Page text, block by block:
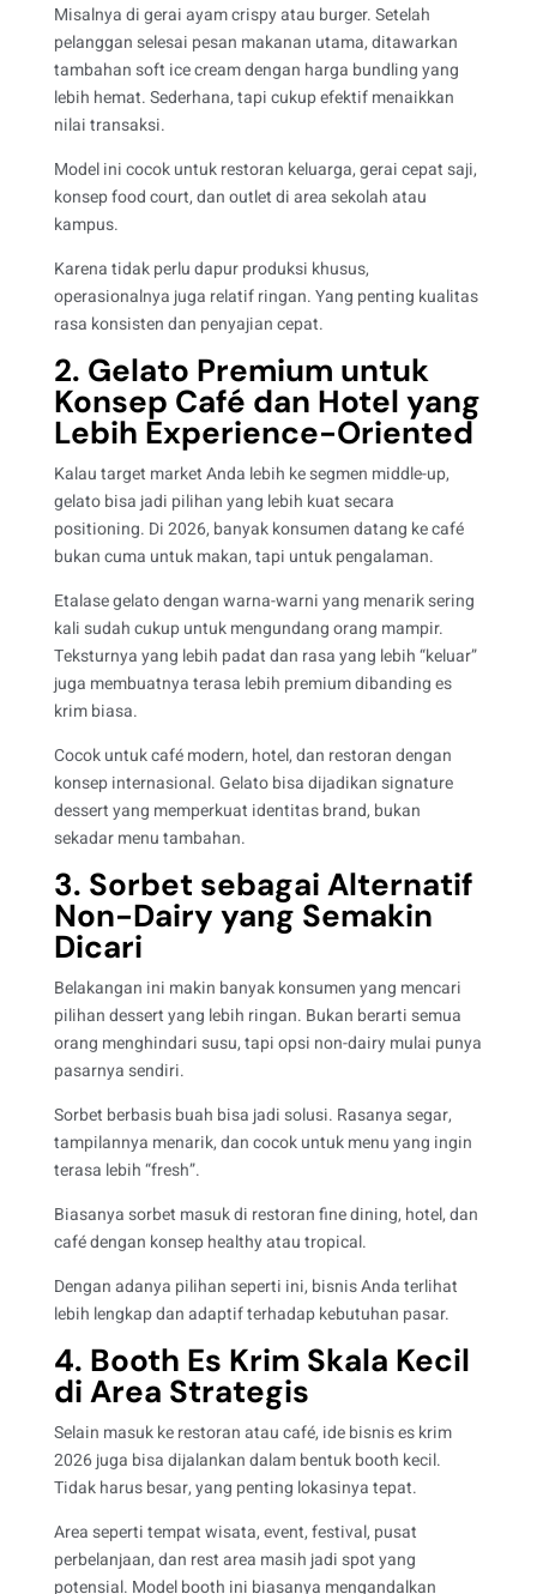
Misalnya di gerai ayam crispy atau burger. Setelah
pelanggan selesai pesan makanan utama, ditawarkan
tambahan soft ice cream dengan harga bundling yang
lebih hemat. Sederhana, tapi cukup efektif menaikkan
nilai transaksi.
Model ini cocok untuk restoran keluarga, gerai cepat saji,
konsep food court, dan outlet di area sekolah atau
kampus.
Karena tidak perlu dapur produksi khusus,
operasionalnya juga relatif ringan. Yang penting kualitas
rasa konsisten dan penyajian cepat.
2. Gelato Premium untuk
Konsep Café dan Hotel yang
Lebih Experience-Oriented
Kalau target market Anda lebih ke segmen middle-up,
gelato bisa jadi pilihan yang lebih kuat secara
positioning. Di 2026, banyak konsumen datang ke café
bukan cuma untuk makan, tapi untuk pengalaman.
Etalase gelato dengan warna-warni yang menarik sering
kali sudah cukup untuk mengundang orang mampir.
Teksturnya yang lebih padat dan rasa yang lebih “keluar”
juga membuatnya terasa lebih premium dibanding es
krim biasa.
Cocok untuk café modern, hotel, dan restoran dengan
konsep internasional. Gelato bisa dijadikan signature
dessert yang memperkuat identitas brand, bukan
sekadar menu tambahan.
3. Sorbet sebagai Alternatif
Non-Dairy yang Semakin
Dicari
Belakangan ini makin banyak konsumen yang mencari
pilihan dessert yang lebih ringan. Bukan berarti semua
orang menghindari susu, tapi opsi non-dairy mulai punya
pasarnya sendiri.
Sorbet berbasis buah bisa jadi solusi. Rasanya segar,
tampilannya menarik, dan cocok untuk menu yang ingin
terasa lebih “fresh”.
Biasanya sorbet masuk di restoran fine dining, hotel, dan
café dengan konsep healthy atau tropical.
Dengan adanya pilihan seperti ini, bisnis Anda terlihat
lebih lengkap dan adaptif terhadap kebutuhan pasar.
4. Booth Es Krim Skala Kecil
di Area Strategis
Selain masuk ke restoran atau café, ide bisnis es krim
2026 juga bisa dijalankan dalam bentuk booth kecil.
Tidak harus besar, yang penting lokasinya tepat.
Area seperti tempat wisata, event, festival, pusat
perbelanjaan, dan rest area masih jadi spot yang
potensial. Model booth ini biasanya mengandalkan